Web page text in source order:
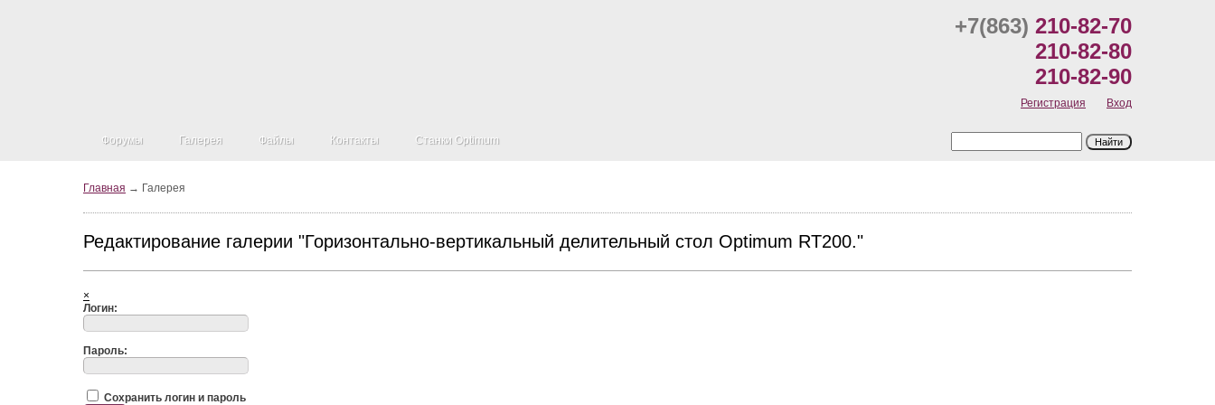
+7(863) 210-82-70
210-82-80
210-82-90
Регистрация Вход
Форумы Галерея Файлы Контакты Станки Optimum
Главная → Галерея
Редактирование галерии "Горизонтально-вертикальный делительный стол Optimum RT200."
×
Логин:
Пароль:
Сохранить логин и пароль